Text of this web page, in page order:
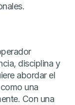
disciplina y
abordar el
una
Con una